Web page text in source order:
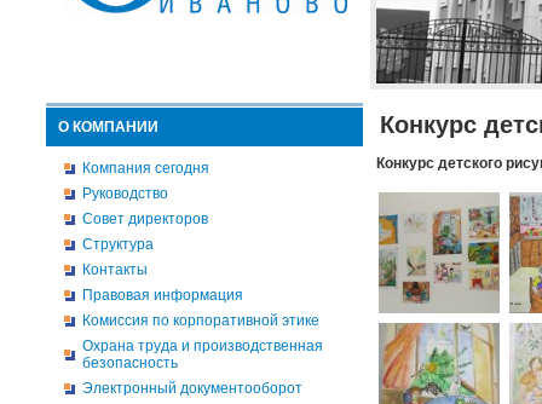
О КОМПАНИИ
Компания сегодня
Руководство
Совет директоров
Структура
Контакты
Правовая информация
Комиссия по корпоративной этике
Охрана труда и производственная
безопасность
Электронный документооборот
Конкурс
Конкурс детского